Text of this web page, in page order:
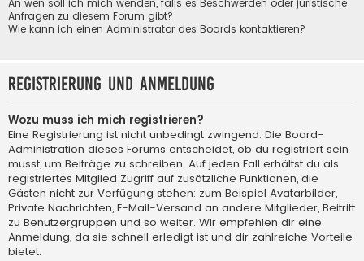
An wen soll ich mich wenden, falls es Beschwerden oder juristische
Anfragen zu diesem Forum gibt?
Wie kann ich einen Administrator des Boards kontaktieren?
Registrierung und Anmeldung
Wozu muss ich mich registrieren?
Eine Registrierung ist nicht unbedingt zwingend. Die Board-
Administration dieses Forums entscheidet, ob du registriert sein
musst, um Beiträge zu schreiben. Auf jeden Fall erhältst du als
registriertes Mitglied Zugriff auf zusätzliche Funktionen, die
Gästen nicht zur Verfügung stehen: zum Beispiel Avatarbilder,
Private Nachrichten, E-Mail-Versand an andere Mitglieder, Beitritt
zu Benutzergruppen und so weiter. Wir empfehlen dir eine
Anmeldung, da sie schnell erledigt ist und dir zahlreiche Vorteile
bietet.